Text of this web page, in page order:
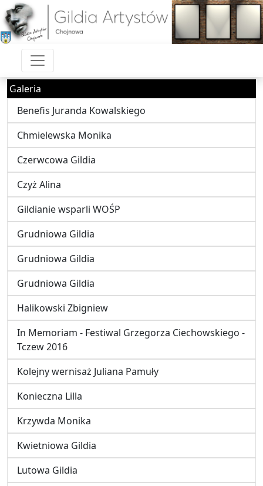
Galeria
Benefis Juranda Kowalskiego
Chmielewska Monika
Czerwcowa Gildia
Czyż Alina
Gildianie wsparli WOŚP
Grudniowa Gildia
Grudniowa Gildia
Grudniowa Gildia
Halikowski Zbigniew
In Memoriam - Festiwal Grzegorza Ciechowskiego -
Tczew 2016
Kolejny wernisaż Juliana Pamuły
Konieczna Lilla
Krzywda Monika
Kwietniowa Gildia
Lutowa Gildia